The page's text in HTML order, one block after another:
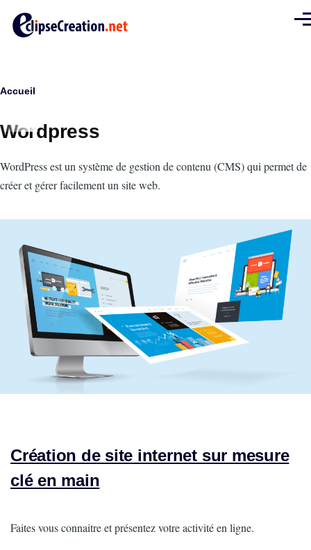
Fil
d'Ariane
Accueil
Wordpress
Intro
WordPress est un système de gestion de contenu (CMS) qui permet de
créer et gérer facilement un site web.
Création de site internet sur mesure
clé en main
Intro
Faites vous connaitre et présentez votre activité en ligne.